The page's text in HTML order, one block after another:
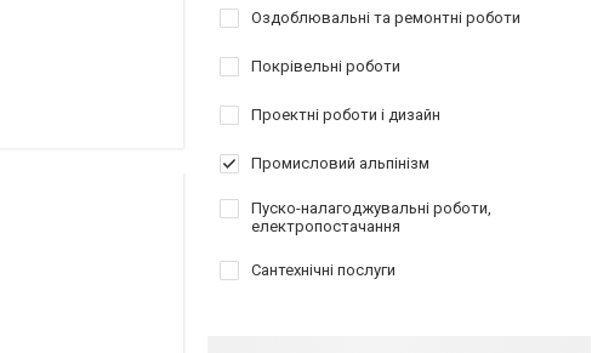
Оздоблювальні та ремонтні роботи
Покрівельні роботи
Проектні роботи і дизайн
Промисловий альпінізм
Пуско-налагоджувальні роботи,
електропостачання
Сантехнічні послуги